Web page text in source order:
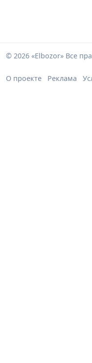
© 2026 «Elbozor» Все
О проекте Реклама